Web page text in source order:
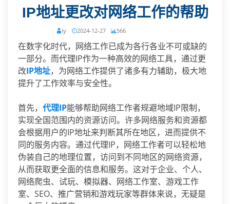
IP地址更改对网络工作的帮助
ly 2024-12-27 566
在数字化时代，网络工作已成为各行各业不可或缺的
一部分。而代理IP作为一种高效的网络工具，通过更
改IP地址，为网络工作提供了诸多有力辅助，极大地
提升了工作效率与安全性。
首先， 代理IP能够帮助网络工作者规避地域IP限制，
实现全国范围内的资源访问。许多网络服务和资源都
会根据用户的IP地址来判断其所在地区，进而提供不
同的服务内容。通过代理IP，网络工作者可以轻松地
伪装自己的地理位置，访问到不同地区的网络资源，
从而获取更全面的信息和服务。这对于企业、个人、
网络爬虫、试玩、模拟器、网络工作室、游戏工作
室、SEO、推广营销和游戏玩家等群体来说，无疑是